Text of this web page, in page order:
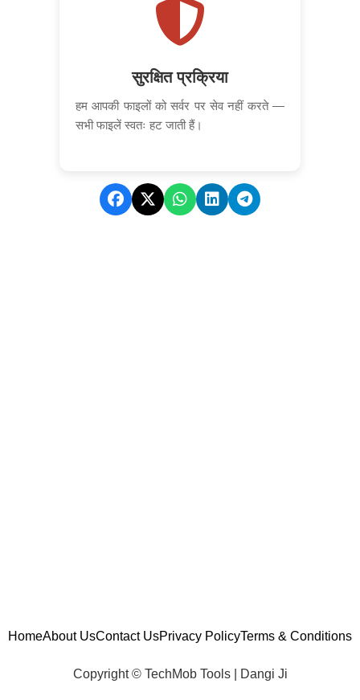
सुरक्षित प्रक्रिया
हम आपकी फाइलों को सर्वर पर सेव नहीं करते —
सभी फाइलें स्वतः हट जाती हैं।
HomeAbout UsContact UsPrivacy PolicyTerms & Conditions
Copyright © TechMob Tools| Dangi Ji